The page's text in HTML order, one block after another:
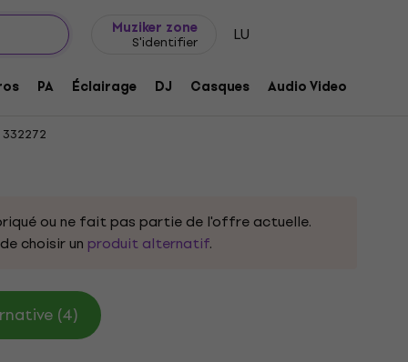
Muziker zone
S'identifier LU
PA Éclairage DJ Casques Audio Video
Parov Stelar 2M RD Red Tourne-
332272
ou ne fait pas partie de l'offre actuelle.
choisir un produit alternatif.
(4)